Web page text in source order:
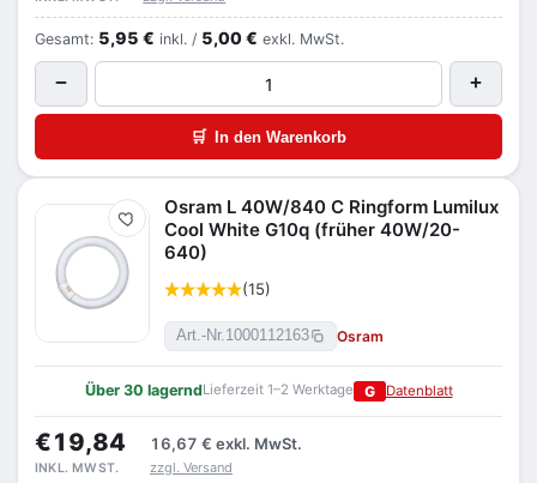
Gesamt: 5,95 € inkl. / 5,00 € exkl. MwSt.
− +
🛒 In den Warenkorb
Merken
Osram L 40W/840 C Ringform Lumilux
Cool White G10q (früher 40W/20-
640)
(15)
Art.-Nr.1000112163 Osram
Über 30 lagerndLieferzeit 1–2 Werktage G Datenblatt
€19,84 16,67 € exkl. MwSt.
INKL. MWST. zzgl. Versand